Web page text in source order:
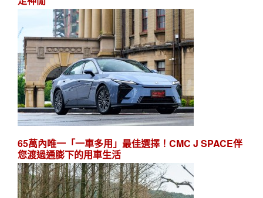
65萬內唯一「一車多用」最佳選擇！CMC J SPACE伴
您渡過通膨下的用車生活